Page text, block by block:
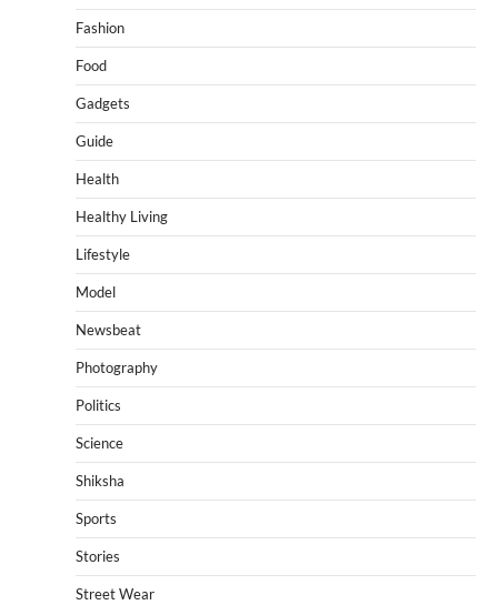
Fashion
Food
Gadgets
Guide
Health
Healthy Living
Lifestyle
Model
Newsbeat
Photography
Politics
Science
Shiksha
Sports
Stories
Street Wear